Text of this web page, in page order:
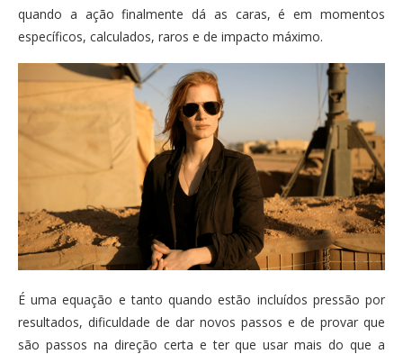
quando a ação finalmente dá as caras, é em momentos
específicos, calculados, raros e de impacto máximo.
É uma equação e tanto quando estão incluídos pressão por
resultados, dificuldade de dar novos passos e de provar que
são passos na direção certa e ter que usar mais do que a